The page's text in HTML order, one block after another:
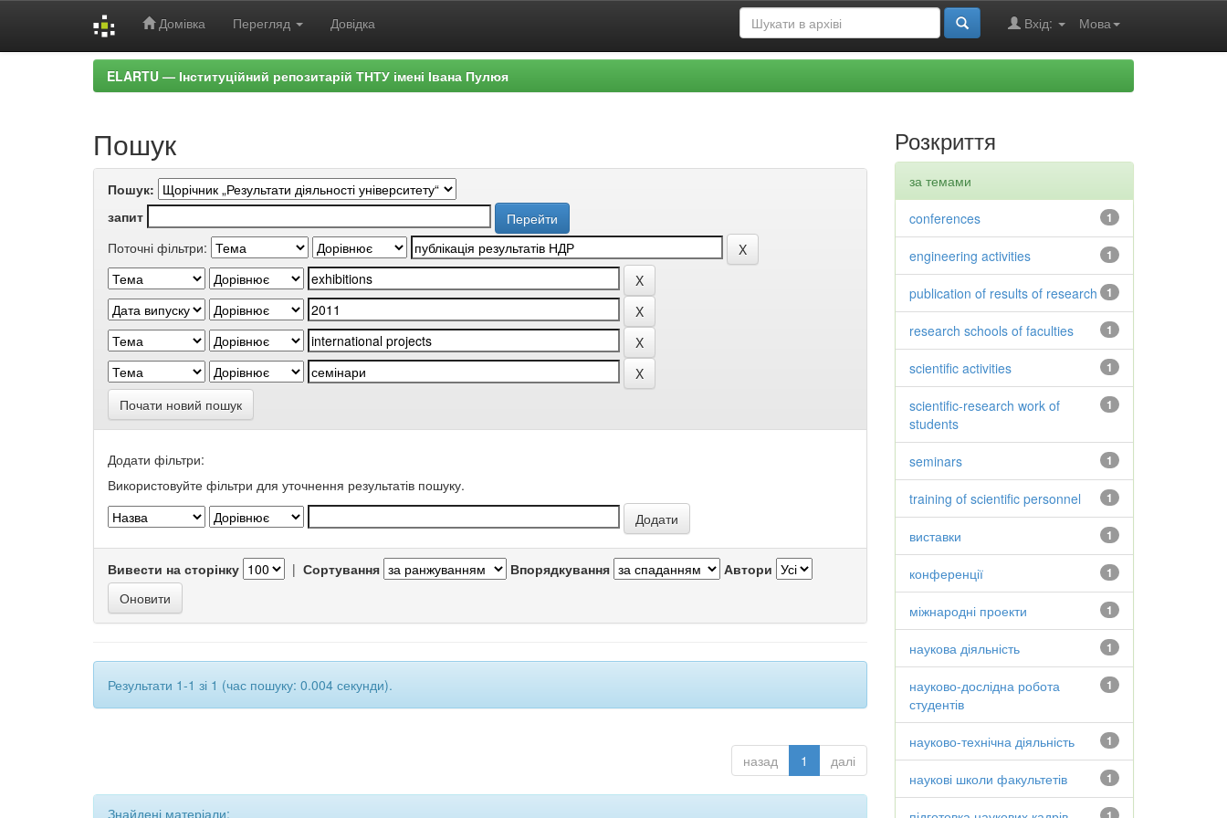
Домівка Перегляд Довідка Мова
Вхід:
ELARTU — Інституційний репозитарій ТНТУ імені Івана Пулюя
Пошук
Пошук:
запит
Поточні фільтри:
Почати новий пошук
Додати фільтри:
Використовуйте фільтри для уточнення результатів пошуку.
Вивести на сторінку | Сортування Впорядкування Автори
Результати 1-1 зі 1 (час пошуку: 0.004 секунди).
назад 1 далі
Знайдені матеріали:
Розкриття
за темами
1
conferences
1
engineering activities
1
publication of results of research
1
research schools of faculties
1
scientific activities
1
scientific-research work of
students
1
seminars
1
training of scientific personnel
1
виставки
1
конференції
1
міжнародні проекти
1
наукова діяльність
1
науково-дослідна робота
студентів
1
науково-технічна діяльність
1
наукові школи факультетів